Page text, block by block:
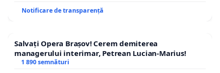
Notificare de transparență
Salvați Opera Brașov! Cerem demiterea
managerului interimar, Petrean Lucian-Marius!
1 890 semnături